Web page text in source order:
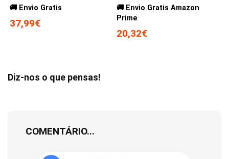
🚚 Envio Gratis
37,99€
🚚 Envio Gratis Amazon
Prime
20,32€
Diz-nos o que pensas!
COMENTÁRIO...